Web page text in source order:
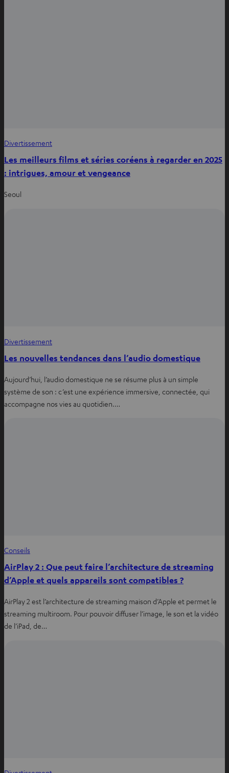
Divertissement
Les meilleurs films et séries coréens à regarder en 2025
: intrigues, amour et vengeance
Seoul
Divertissement
Les nouvelles tendances dans l’audio domestique
Aujourd’hui, l’audio domestique ne se résume plus à un simple
système de son : c’est une expérience immersive, connectée, qui
accompagne nos vies au quotidien.…
Conseils
AirPlay 2 : Que peut faire l’architecture de streaming
d’Apple et quels appareils sont compatibles ?
AirPlay 2 est l’architecture de streaming maison d’Apple et permet le
streaming multiroom. Pour pouvoir diffuser l’image, le son et la vidéo
de l’iPad, de…